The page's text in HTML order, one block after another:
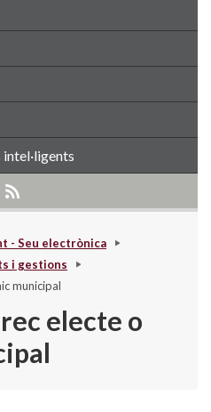
- Seu electrònica
i gestions
municipal
electe o